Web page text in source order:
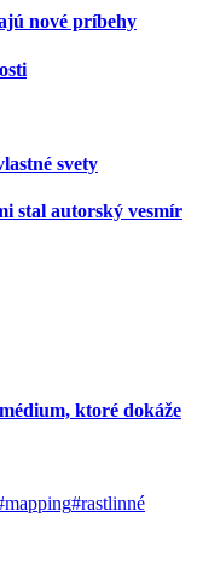
nové príbehy
svety
stal autorský vesmír
ktoré dokáže
#rastlinné